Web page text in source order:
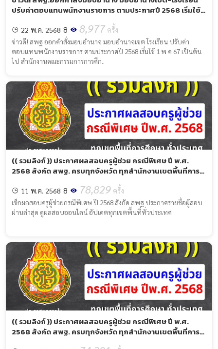
ปรับค่าตอบแทนพนักงานราชการ ตามประกาศปี 2568 เริ่มใช้ 1
22 พ.ค. 2568 8 8,977 ครั้ง
ข่าวดี! สพฐ ออกคำสั่งมอบอำนาจ มอบอำนาจเขต โรงเรียน ปรับค่า
ตอบแทนพนักงานราชการ ตามประกาศปี 2568 เริ่มใช้ 1 พ ค 67 เป็นต้น
ไป สำนักงานคณะกรรมการการศึก..
(( รวมลิงก์ )) ประกาศผลสอบครูผู้ช่วย กรณีพิเศษ ปี พ.ศ.
2568 สังกัด สพฐ. ครบทุกจังหวัด ทุกสำนักงานเขตพื้นที่การ
11 พ.ค. 2568 8 78,829 ครั้ง
เช็กผลสอบครูผู้ช่วยกรณีพิเศษ ปี 2568 สังกัด สพฐ ประกาศรายชื่อผู้สอบ
ผ่านล่าสุด ดูผลสอบออนไลน์ อัปเดตทุกเขตพื้นที่ทั่วประเทศ
(( รวมลิงก์ )) ประกาศผลสอบครูผู้ช่วย กรณีพิเศษ ปี พ.ศ.
2568 สังกัด สพฐ. ครบทุกจังหวัด ทุกสำนักงานเขตพื้นที่การ